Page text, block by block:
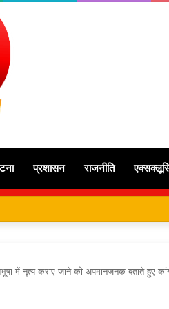
प्रशासन राजनीति
में नृत्य कराए जाने को अपमानजनक बताते हुए